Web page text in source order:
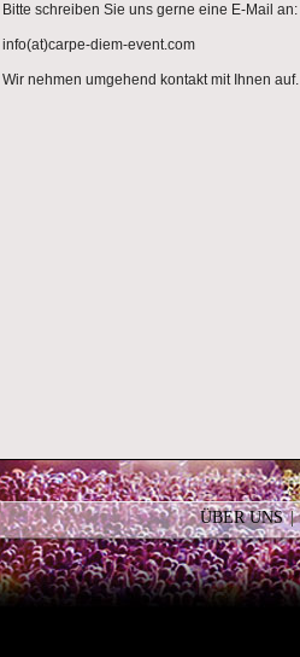
Bitte schreiben Sie uns gerne eine E-Mail an:
info(at)carpe-diem-event.com
Wir nehmen umgehend kontakt mit Ihnen auf.
ÜBER UNS